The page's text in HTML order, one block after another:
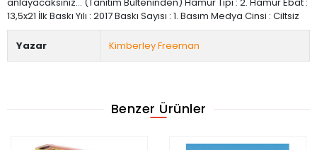
13,5x21 İlk Baskı Yılı : 2017 Baskı Sayısı : 1. Basım Medya Cinsi : Ciltsiz
Yazar Kimberley Freeman
Benzer Ürünler